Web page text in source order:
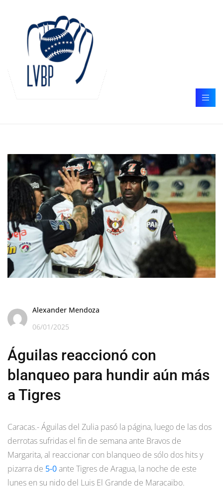
Alexander Mendoza
06/01/2025
Águilas reaccionó con
blanqueo para hundir aún más
a Tigres
Caracas.- Águilas del Zulia pasó la página, luego de las dos
derrotas sufridas el fin de semana ante Bravos de
Margarita, al reaccionar con blanqueo de sólo dos hits y
pizarra de 5-0ante Tigres de Aragua, la noche de este
lunes en su nido del Luis El Grande de Maracaibo.